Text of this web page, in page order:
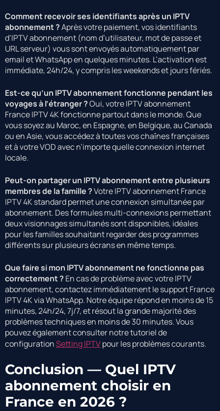
Comment recevoir ses identifiants après un IPTV
abonnement ?Après votre paiement, vos identifiants
d’IPTV abonnement (nom d’utilisateur, mot de passe et
URL serveur) vous sont envoyés automatiquement par
email et WhatsApp en quelques minutes. L’activation est
immédiate, 24h/24, y compris les weekends et jours fériés.
Est-ce qu’un IPTV abonnement fonctionne pendant les
voyages à l’étranger ?Oui, votre IPTV abonnement
France IPTV 4K fonctionne partout dans le monde. Que
vous soyez au Maroc, en Espagne, en Belgique, au Canada
ou en Asie, vous accédez à toutes vos chaînes françaises
et à votre VOD avec n’importe quelle connexion internet
locale.
Peut-on partager un IPTV abonnement entre plusieurs
membres de la famille ?Votre IPTV abonnement France
IPTV 4K standard permet une connexion simultanée par
abonnement. Des formules multi-connexions permettant
deux visionnages simultanés sont disponibles, idéales
pour les familles souhaitant regarder des programmes
différents sur plusieurs écrans en même temps.
Que faire si mon IPTV abonnement ne fonctionne pas
correctement ? En cas de problème avec votre IPTV
abonnement, contactez immédiatement le support France
IPTV 4K via WhatsApp. Notre équipe répond en moins de 15
minutes, 24h/24, 7j/7, et résout la grande majorité des
problèmes techniques en moins de 30 minutes. Vous
pouvez également consulter notre tutoriel de
configurationSetting IPTVpour les problèmes courants.
Conclusion — Quel IPTV
abonnement choisir en
France en 2026 ?